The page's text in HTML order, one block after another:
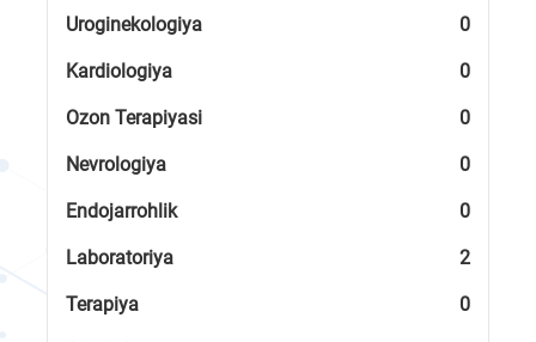
Uroginekologiya 0
Kardiologiya 0
Ozon Terapiyasi 0
Nevrologiya 0
Endojarrohlik 0
Laboratoriya 2
Terapiya 0